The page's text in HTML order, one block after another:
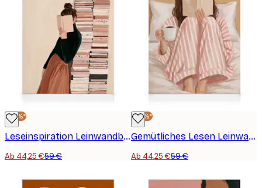
-25%*
Leseinspiration Leinwandbild
Ab 44,25 €59 €
-25%*
Gemütliches Lesen Leinwandbild
Ab 44,25 €59 €